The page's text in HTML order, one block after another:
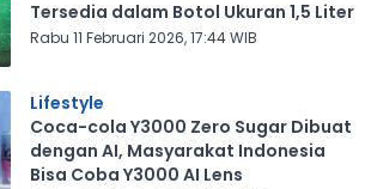
Tersedia dalam Botol Ukuran 1,5 Liter
Rabu 11 Februari 2026, 17:44 WIB
Lifestyle
Coca-cola Y3000 Zero Sugar Dibuat
dengan AI, Masyarakat Indonesia
Bisa Coba Y3000 AI Lens